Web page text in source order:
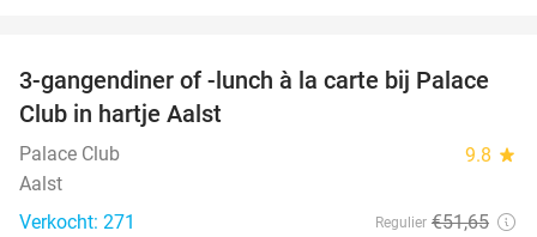
42%
3-gangendiner of -lunch à la carte bij Palace
Club in hartje Aalst
Palace Club 9.8 star
Aalst
Verkocht: 271
Regulier €51,65